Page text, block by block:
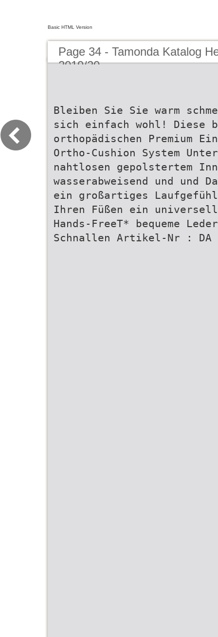
Basic HTML Version
Page 34 - Tamonda Katalog
2019/20
Bleiben Sie Sie warm
sich einfach wohl! Diese
orthopädischen Premium
Ortho-Cushion System
nahtlosen gepolstertem
wasserabweisend und und
ein großartiges Laufgefühl
Ihren Füßen ein universell
Hands-FreeT* bequeme
Schnallen Artikel-Nr : DA